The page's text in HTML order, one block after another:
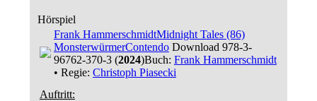
Hörspiel
Frank HammerschmidtMidnight Tales (86)
MonsterwürmerContendoDownload 978-3-
96762-370-3 (2024)Buch: Frank Hammerschmidt
• Regie: Christoph Piasecki
Auftritt: